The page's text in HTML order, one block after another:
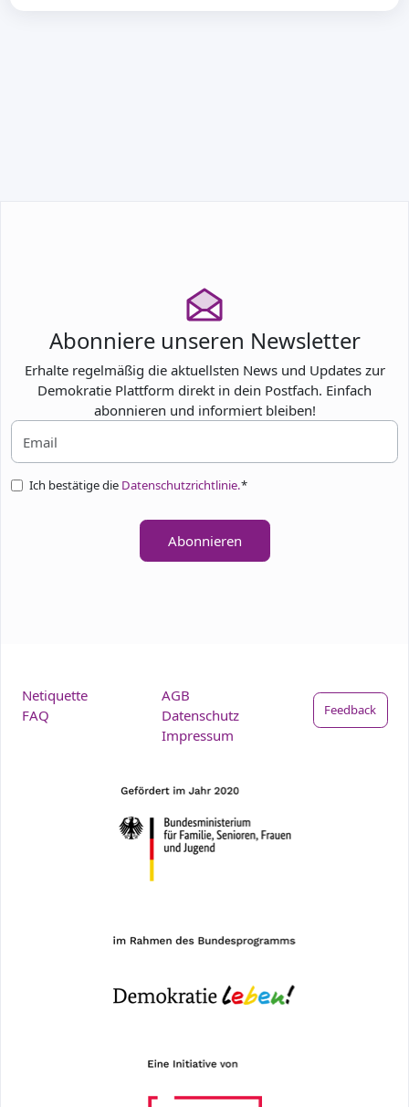
Abonniere unseren Newsletter
Erhalte regelmäßig die aktuellsten News und Updates zur
Demokratie Plattform direkt in dein Postfach. Einfach
abonnieren und informiert bleiben!
Ich bestätige die Datenschutzrichtlinie.*
Abonnieren
Netiquette
FAQ
AGB
Datenschutz
Impressum
Feedback